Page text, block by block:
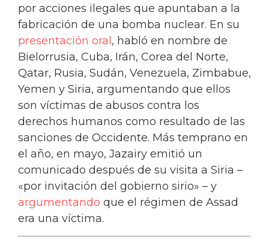
por acciones ilegales que apuntaban a la
fabricación de una bomba nuclear. En su
presentación oral , habló en nombre de
Bielorrusia, Cuba, Irán, Corea del Norte,
Qatar, Rusia, Sudán, Venezuela, Zimbabue,
Yemen y Siria, argumentando que ellos
son víctimas de abusos contra los
derechos humanos como resultado de las
sanciones de Occidente. Más temprano en
el año, en mayo, Jazairy emitió un
comunicado después de su visita a Siria –
«por invitación del gobierno sirio» – y
argumentando que el régimen de Assad
era una víctima.